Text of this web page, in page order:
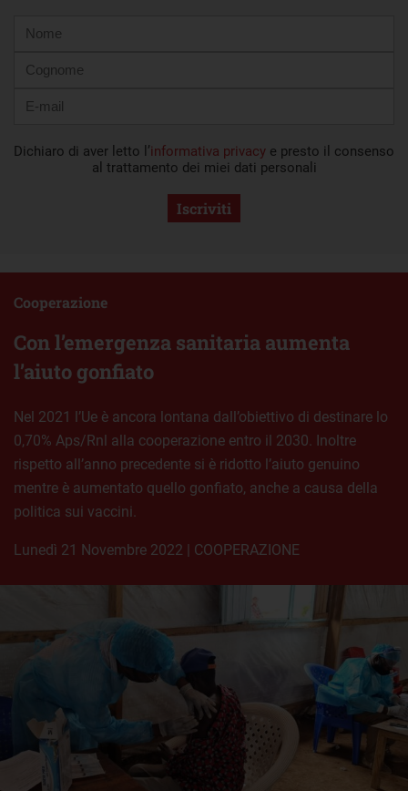
mail
Dichiaro di aver letto l’informativa privacy e presto il consenso
al trattamento dei miei dati personali
Iscriviti
Con l’emergenza sanitaria aumenta
l’aiuto gonfiato
Cooperazione
Nel 2021 l’Ue è ancora lontana dall’obiettivo di destinare lo
0,70% Aps/Rnl alla cooperazione entro il 2030. Inoltre
rispetto all’anno precedente si è ridotto l’aiuto genuino
mentre è aumentato quello gonfiato, anche a causa della
politica sui vaccini.
lunedì 21 Novembre 2022 | COOPERAZIONE